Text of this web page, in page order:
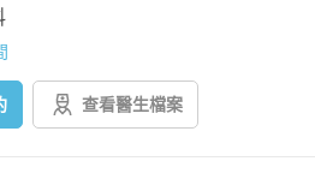
查看醫生檔案